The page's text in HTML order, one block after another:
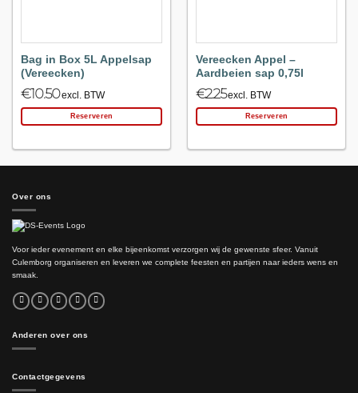
Bag in Box 5L Appelsap
(Vereecken)
€10.50excl. BTW
Reserveren
Vereecken Appel –
Aardbeien sap 0,75l
€2.25excl. BTW
Reserveren
Over ons
Voor ieder evenement en elke bijeenkomst verzorgen wij de gewenste sfeer. Vanuit
Culemborg organiseren en leveren we complete feesten en partijen naar ieders wens en
smaak.
Anderen over ons
Contactgegevens